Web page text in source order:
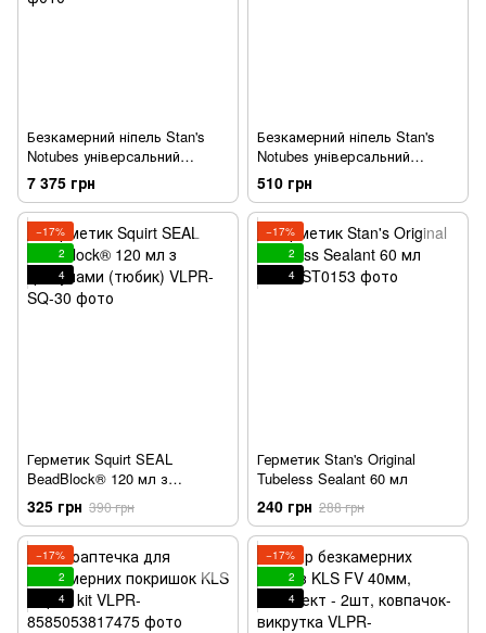
Безкамерний ніпель Stan's
Notubes універсальний
преста 44мм, уп 25 шт
7 375 грн
Безкамерний ніпель Stan's
Notubes універсальний
преста 35мм (пара)
510 грн
−17%
2
4
Герметик Squirt SEAL
BeadBlock® 120 мл з
гранулами (тюбик)
325 грн 390 грн
−17%
2
4
Герметик Stan's Original
Tubeless Sealant 60 мл
240 грн 288 грн
−17%
2
4
−17%
2
4